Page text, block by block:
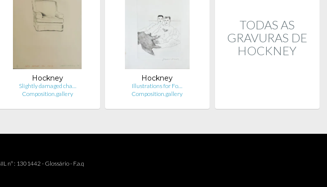
Hockney
Slightly damaged cha…
Composition.gallery
Hockney
Illustrations for Fo…
Composition.gallery
TODAS AS
GRAVURAS DE
HOCKNEY
n° : 1301442 - Glossário- F.a.q